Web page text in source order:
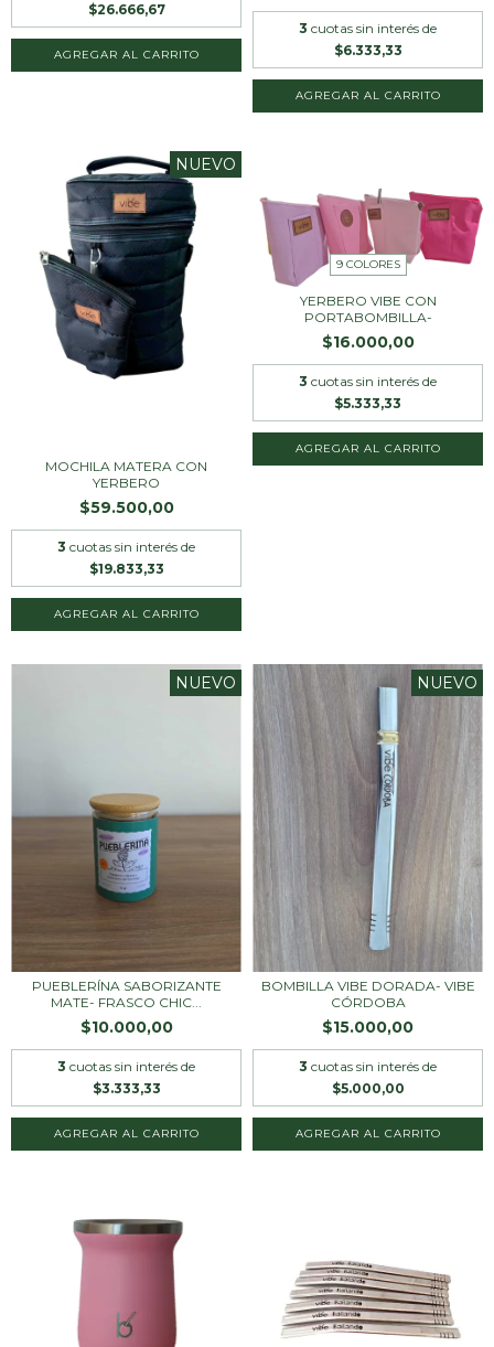
$26.666,67
AGREGAR AL CARRITO
3 cuotas sin interés de
$6.333,33
AGREGAR AL CARRITO
NUEVO
MOCHILA MATERA CON
YERBERO
$59.500,00
3 cuotas sin interés de
$19.833,33
9 COLORES
YERBERO VIBE CON
PORTABOMBILLA-
$16.000,00
3 cuotas sin interés de
$5.333,33
AGREGAR AL CARRITO
NUEVO
PUEBLERÍNA SABORIZANTE
MATE- FRASCO CHIC...
$10.000,00
3 cuotas sin interés de
$3.333,33
AGREGAR AL CARRITO
NUEVO
BOMBILLA VIBE DORADA- VIBE
CÓRDOBA
$15.000,00
3 cuotas sin interés de
$5.000,00